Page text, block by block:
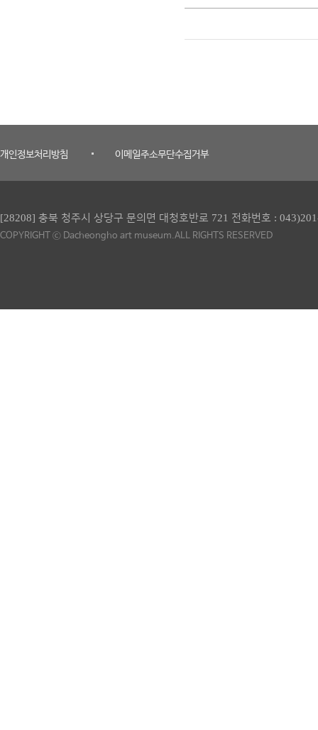
개인정보처리방침 이메일주소무단수집거부
[28208] 충북 청주시 상당구 문의면 대청호반로 721 전화번호 :
COPYRIGHT ⓒ Dacheongho art museum.ALL RIGHTS RESERVED